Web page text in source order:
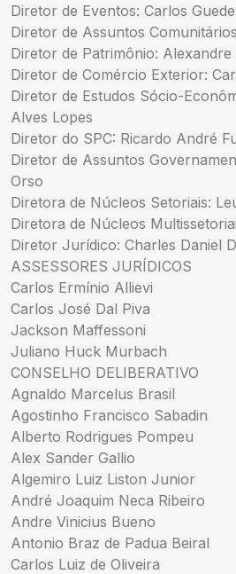
Diretor de Eventos: Carlos
Diretor de Assuntos
Diretor de Patrimônio: Alexandre
Diretor de Comércio Exterior:
Diretor de Estudos Sócio-
Alves Lopes
Diretor do SPC: Ricardo André
Diretor de Assuntos
Orso
Diretora de Núcleos Setoriais:
Diretora de Núcleos
Diretor Jurídico: Charles Daniel
ASSESSORES JURÍDICOS
Carlos Ermínio Allievi
Carlos José Dal Piva
Jackson Maffessoni
Juliano Huck Murbach
CONSELHO DELIBERATIVO
Agnaldo Marcelus Brasil
Agostinho Francisco Sabadin
Alberto Rodrigues Pompeu
Alex Sander Gallio
Algemiro Luiz Liston Junior
André Joaquim Neca Ribeiro
Andre Vinicius Bueno
Antonio Braz de Padua Beiral
Carlos Luiz de Oliveira